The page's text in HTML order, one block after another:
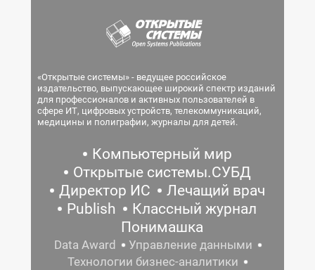
«Открытые системы» - ведущее российское
издательство, выпускающее широкий спектр изданий
для профессионалов и активных пользователей в
сфере ИТ, цифровых устройств, телекоммуникаций,
медицины и полиграфии, журналы для детей.
Компьютерный мир
Открытые системы.СУБД
Директор ИС
Лечащий врач
Publish
Классный журнал
Понимашка
Data Award
Управление данными
Технологии бизнес-аналитики